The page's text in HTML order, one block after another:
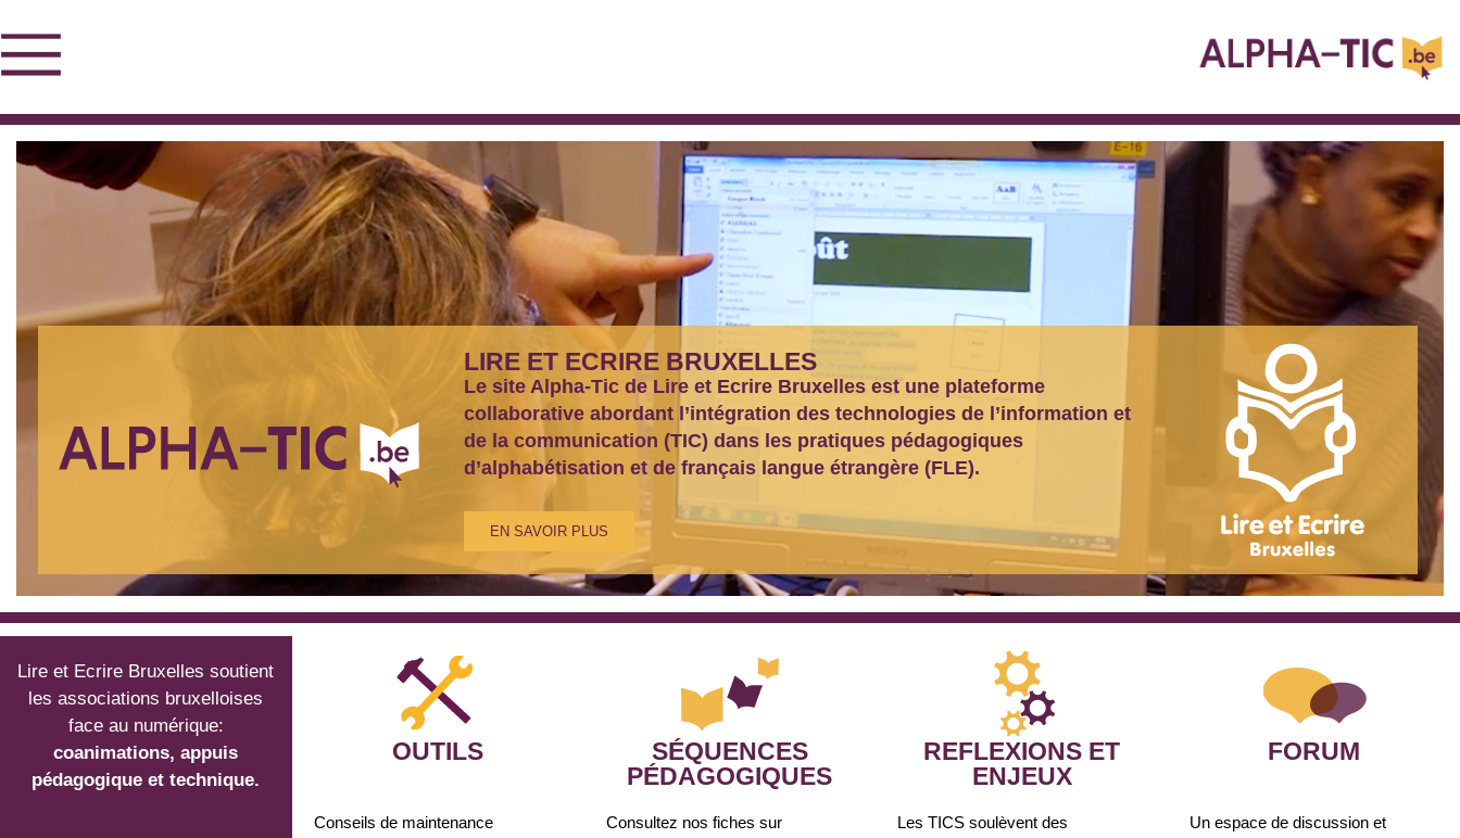
LIRE ET ECRIRE BRUXELLES
Le site Alpha-Tic de Lire et Ecrire Bruxelles est une plateforme
collaborative abordant l’intégration des technologies de l’information et
de la communication (TIC) dans les pratiques pédagogiques
d’alphabétisation et de français langue étrangère (FLE).
EN SAVOIR PLUS
Lire et Ecrire Bruxelles soutient
les associations bruxelloises
face au numérique:
coanimations, appuis
pédagogique et technique.
OUTILS
Conseils de maintenance
SÉQUENCES
PÉDAGOGIQUES
Consultez nos fiches sur
REFLEXIONS ET
ENJEUX
Les TICS soulèvent des
FORUM
Un espace de discussion et